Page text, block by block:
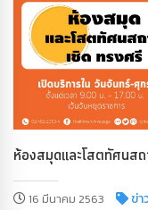
ห้องสมุดและโสตทัศนสถ
16 มีนาคม 2563 ข่า